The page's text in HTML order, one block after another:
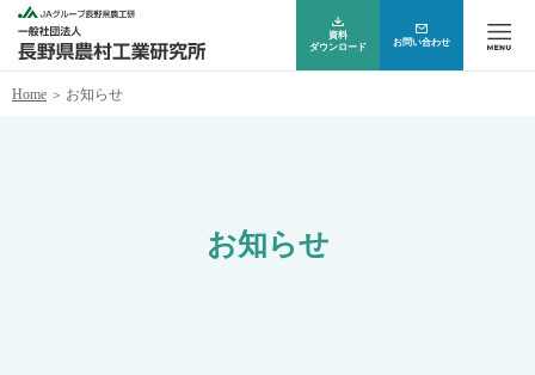
資料
ダウンロード
お問い合わせ
Home お知らせ
お知らせ